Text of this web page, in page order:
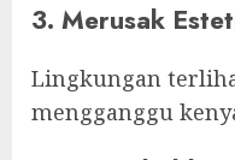
3. Merusak
Lingkungan
mengganggu